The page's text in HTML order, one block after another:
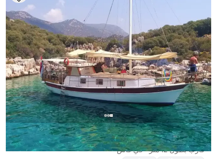
قاش, Antalya 5.0
(
1 مراجعة)
قارب بطول 12 متر - في قاش